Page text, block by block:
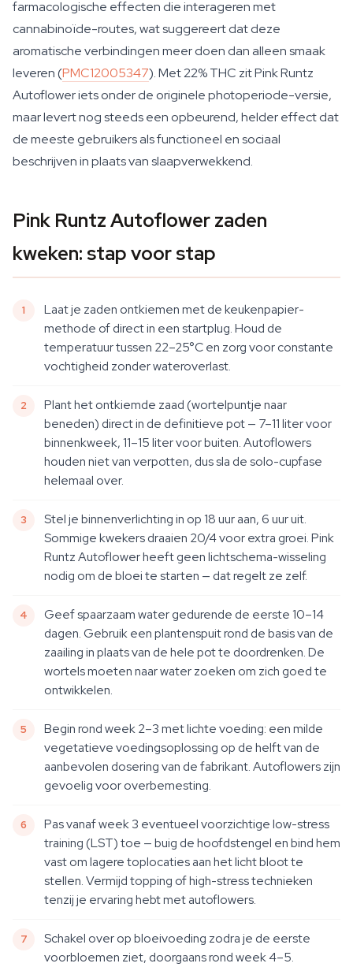
farmacologische effecten die interageren met
cannabinoïde-routes, wat suggereert dat deze
aromatische verbindingen meer doen dan alleen smaak
leveren (PMC12005347). Met 22% THC zit Pink Runtz
Autoflower iets onder de originele photoperiode-versie,
maar levert nog steeds een opbeurend, helder effect dat
de meeste gebruikers als functioneel en sociaal
beschrijven in plaats van slaapverwekkend.
Pink Runtz Autoflower zaden
kweken: stap voor stap
Laat je zaden ontkiemen met de keukenpapier-
methode of direct in een startplug. Houd de
temperatuur tussen 22–25°C en zorg voor constante
vochtigheid zonder wateroverlast.
Plant het ontkiemde zaad (wortelpuntje naar
beneden) direct in de definitieve pot — 7–11 liter voor
binnenkweek, 11–15 liter voor buiten. Autoflowers
houden niet van verpotten, dus sla de solo-cupfase
helemaal over.
Stel je binnenverlichting in op 18 uur aan, 6 uur uit.
Sommige kwekers draaien 20/4 voor extra groei. Pink
Runtz Autoflower heeft geen lichtschema-wisseling
nodig om de bloei te starten — dat regelt ze zelf.
Geef spaarzaam water gedurende de eerste 10–14
dagen. Gebruik een plantenspuit rond de basis van de
zaailing in plaats van de hele pot te doordrenken. De
wortels moeten naar water zoeken om zich goed te
ontwikkelen.
Begin rond week 2–3 met lichte voeding: een milde
vegetatieve voedingsoplossing op de helft van de
aanbevolen dosering van de fabrikant. Autoflowers zijn
gevoelig voor overbemesting.
Pas vanaf week 3 eventueel voorzichtige low-stress
training (LST) toe — buig de hoofdstengel en bind hem
vast om lagere toplocaties aan het licht bloot te
stellen. Vermijd topping of high-stress technieken
tenzij je ervaring hebt met autoflowers.
Schakel over op bloeivoeding zodra je de eerste
voorbloemen ziet, doorgaans rond week 4–5.